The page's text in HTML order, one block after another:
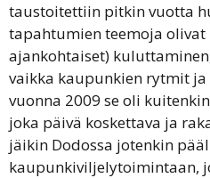
taustoitettiin pitkin vuotta
tapahtumien teemoja olivat
ajankohtaiset)
vaikka kaupunkien rytmit
vuonna 2009 se oli
joka päivä koskettava ja
jäikin Dodossa jotenkin
kaupunkiviljelytoimintaan,